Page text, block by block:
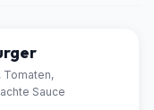
Tomaten,
Sauce